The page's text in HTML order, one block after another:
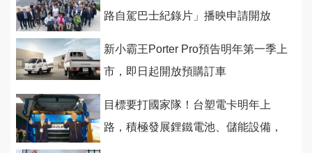
路自駕巴士紀錄片」播映申請開放
新小霸王Porter Pro預告明年第一季上
市，即日起開放預購訂車
目標要打國家隊！台塑電卡明年上
路，積極發展鋰鐵電池、儲能設備，